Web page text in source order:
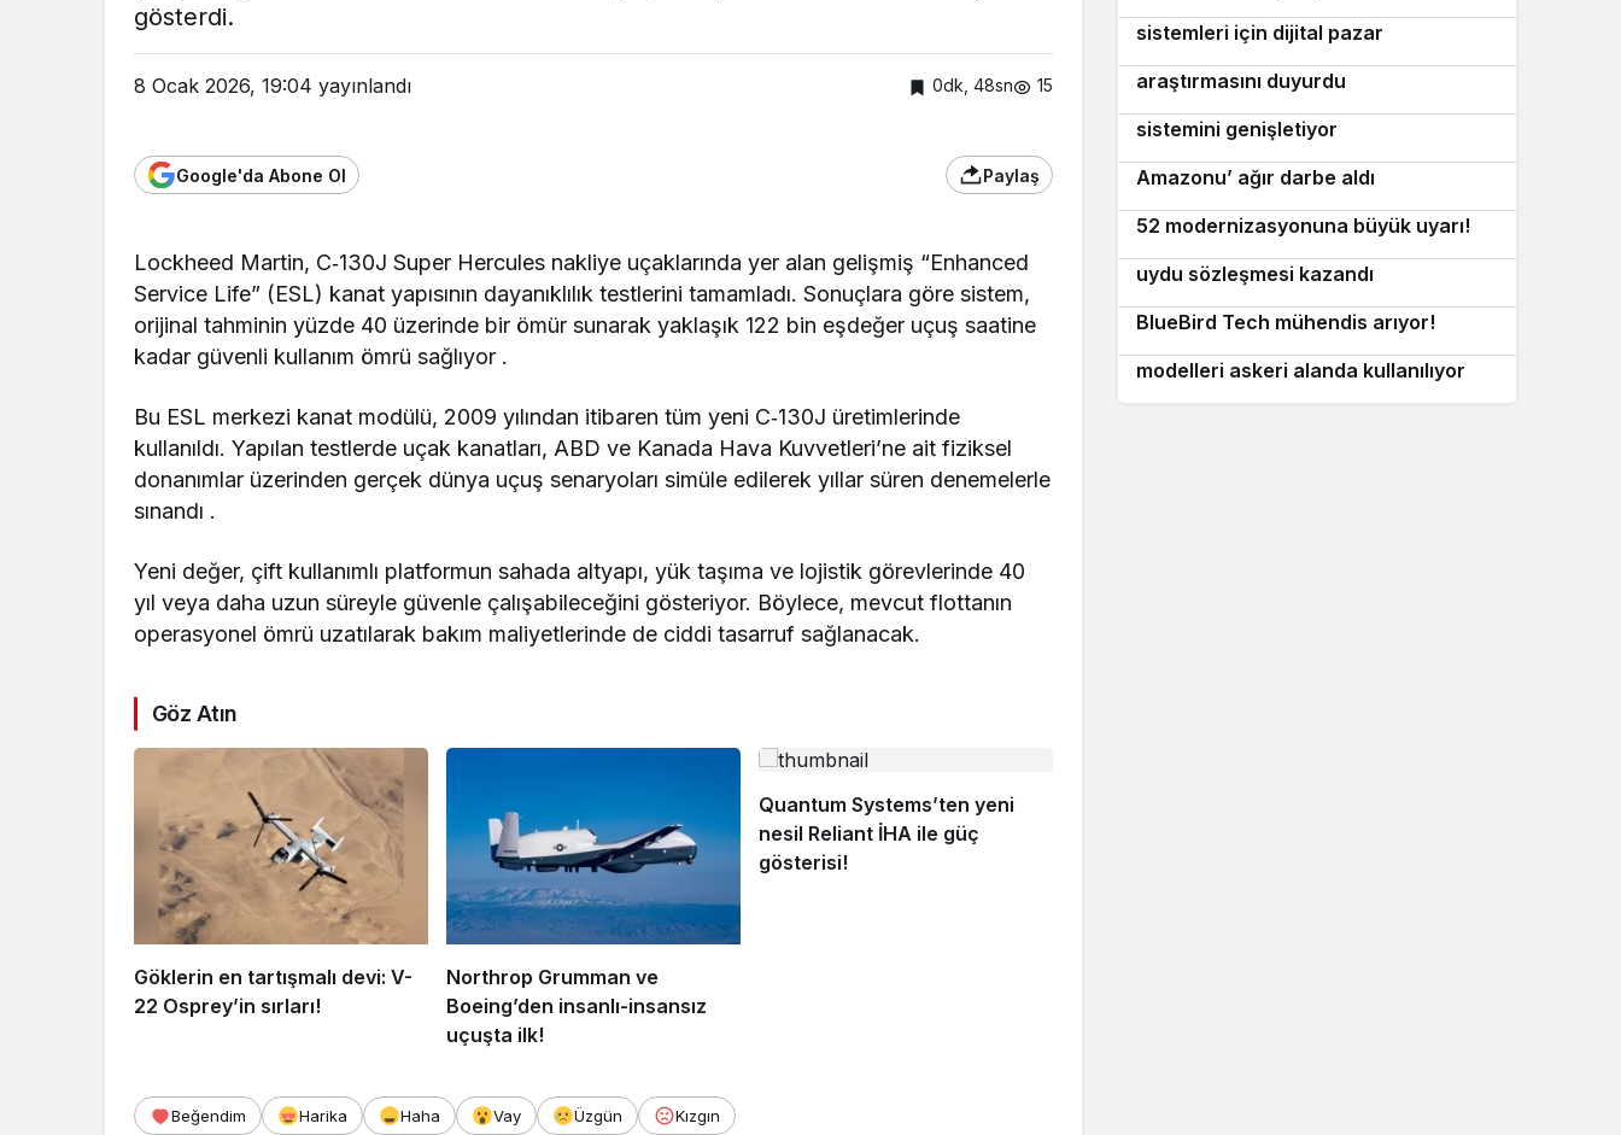
gösterdi.
8 Ocak 2026, 19:04 yayınlandı 0dk, 48sn 15
Google'da Abone Ol Paylaş
Lockheed Martin, C‑130J Super Hercules nakliye uçaklarında yer alan gelişmiş “Enhanced
Service Life” (ESL) kanat yapısının dayanıklılık testlerini tamamladı. Sonuçlara göre sistem,
orijinal tahminin yüzde 40 üzerinde bir ömür sunarak yaklaşık 122 bin eşdeğer uçuş saatine
kadar güvenli kullanım ömrü sağlıyor .
Bu ESL merkezi kanat modülü, 2009 yılından itibaren tüm yeni C‑130J üretimlerinde
kullanıldı. Yapılan testlerde uçak kanatları, ABD ve Kanada Hava Kuvvetleri’ne ait fiziksel
donanımlar üzerinden gerçek dünya uçuş senaryoları simüle edilerek yıllar süren denemelerle
sınandı .
Yeni değer, çift kullanımlı platformun sahada altyapı, yük taşıma ve lojistik görevlerinde 40
yıl veya daha uzun süreyle güvenle çalışabileceğini gösteriyor. Böylece, mevcut flottanın
operasyonel ömrü uzatılarak bakım maliyetlerinde de ciddi tasarruf sağlanacak.
Göz Atın
Göklerin en tartışmalı devi: V-
22 Osprey’in sırları!
Northrop Grumman ve
Boeing’den insanlı-insansız
uçuşta ilk!
Quantum Systems’ten yeni
nesil Reliant İHA ile güç
gösterisi!
Beğendim Harika Haha Vay Üzgün Kızgın
sistemleri için dijital pazar
araştırmasını duyurdu
ABD ordusu yeni nesil komuta
sistemini genişletiyor
Ukrayna’nın hedefindeki ‘Rusya’nın
Amazonu’ ağır darbe aldı
GAO’dan ABD Hava Kuvvetleri’nin B-
52 modernizasyonuna büyük uyarı!
uydu sözleşmesi kazandı
Ukrayna savunma sanayisinde kriz:
BlueBird Tech mühendis arıyor!
modelleri askeri alanda kullanılıyor